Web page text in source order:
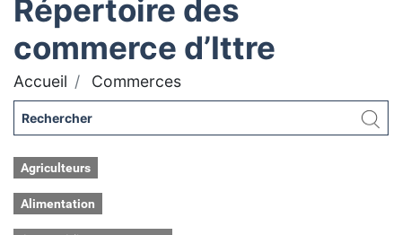
Répertoire des
commerce d’Ittre
Accueil Commerces
Agriculteurs
Alimentation